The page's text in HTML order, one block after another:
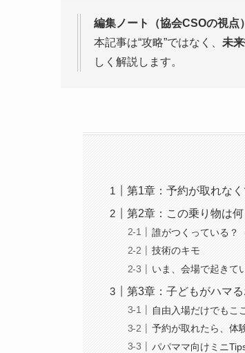
編集ノート（協会CSOの視点）
本記事は“攻略”ではなく、 未
しく解説します。
第1章：予約が取れな
第2章：この乗り物は
誰がつくっている？
技術のキモ
いま、会場で起きて
第3章：子どもがハマ
自由入場だけでもこ
予約が取れたら、体
パパママ向けミニ